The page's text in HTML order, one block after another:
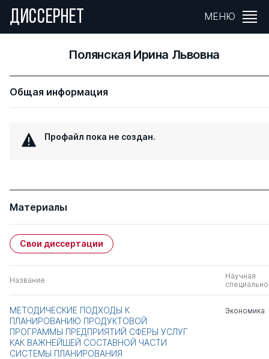
ДИССЕРНЕТ МЕНЮ
Полянская Ирина Львовна
Общая информация
Профайл пока не создан.
Материалы
Свои диссертации
Название
Научная
МЕТОДИЧЕСКИЕ ПОДХОДЫ К
ПЛАНИРОВАНИЮ ПРОДУКТОВОЙ
ПРОГРАММЫ ПРЕДПРИЯТИЙ СФЕРЫ УСЛУГ
КАК ВАЖНЕЙШЕЙ СОСТАВНОЙ ЧАСТИ
СИСТЕМЫ ПЛАНИРОВАНИЯ
Экономика